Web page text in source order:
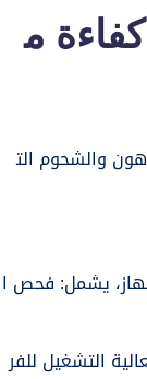
م
والشحوم الت
يشمل: فحص ا
التشغيل للفر